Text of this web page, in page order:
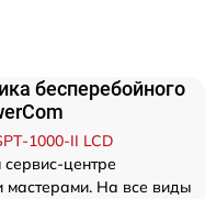
бесперебойного
1000-II LCD
центре
мастерами. На все виды